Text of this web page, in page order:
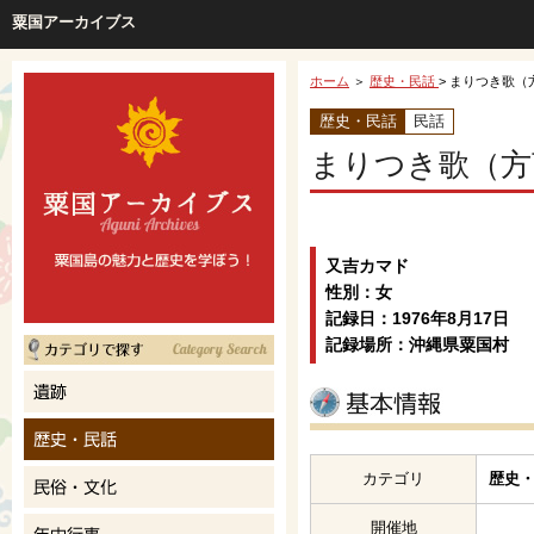
粟国アーカイブス
ホーム ＞ 歴史・民話 > まりつき歌（
歴史・民話 民話
まりつき歌（
又吉カマド
性別：女
記録日：1976年8月17日
記録場所：沖縄県粟国村
カテゴリ 歴史
開催地